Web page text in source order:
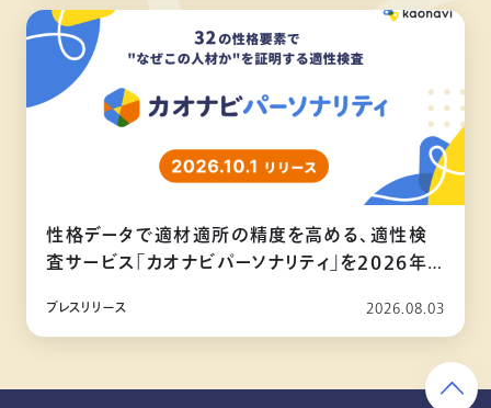
性格データで適材適所の精度を高める、適性検
査サービス「カオナビパーソナリティ」を2026年
プレスリリース 2026.08.03